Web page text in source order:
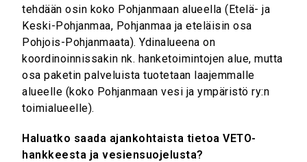
tehdään osin koko Pohjanmaan alueella (Etelä- ja
Keski-Pohjanmaa, Pohjanmaa ja eteläisin osa
Pohjois-Pohjanmaata). Ydinalueena on
koordinoinnissakin nk. hanketoimintojen alue, mutta
osa paketin palveluista tuotetaan laajemmalle
alueelle (koko Pohjanmaan vesi ja ympäristö ry:n
toimialueelle).
Haluatko saada ajankohtaista tietoa VETO-
hankkeesta ja vesiensuojelusta?